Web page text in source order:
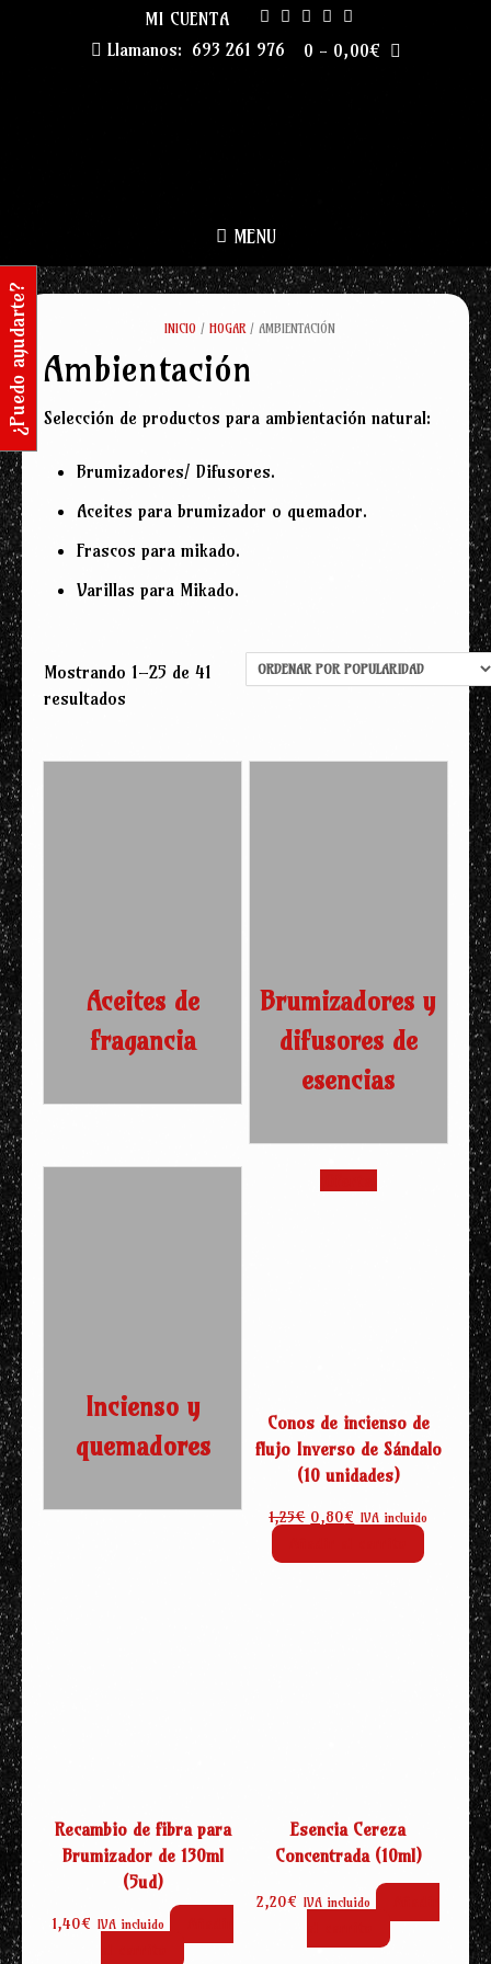
MI CUENTA
Llamanos: 693 261 976 0 - 0,00€
MENU
INICIO /HOGAR/ AMBIENTACIÓN
Ambientación
Selección de productos para ambientación natural:
Brumizadores/ Difusores.
Aceites para brumizador o quemador.
Frascos para mikado.
Varillas para Mikado.
Mostrando 1–25 de 41
resultados
Aceites de
fragancia
Brumizadores y
difusores de
esencias
Incienso y
quemadores
Conos de incienso de
flujo Inverso de Sándalo
(10 unidades)
1,25€ El
original
0,80€ El
actual
IVA incluido
Recambio de fibra para
Brumizador de 130ml
(5ud)
1,40€ IVA incluido
Esencia Cereza
Concentrada (10ml)
2,20€ IVA incluido
¿Puedo ayudarte?